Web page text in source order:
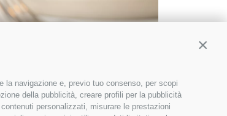
navigazione e, previo tuo consenso, per scopi
della pubblicità, creare profili per la pubblicità
personalizzati, misurare le prestazioni